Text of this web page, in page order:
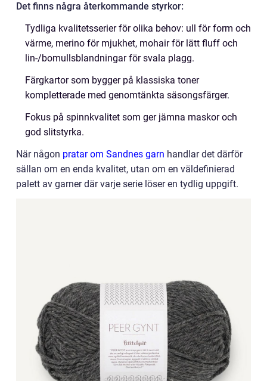
Det finns några återkommande styrkor:
Tydliga kvalitetsserier för olika behov: ull för form och
värme, merino för mjukhet, mohair för lätt fluff och
lin-/bomullsblandningar för svala plagg.
Färgkartor som bygger på klassiska toner
kompletterade med genomtänkta säsongsfärger.
Fokus på spinnkvalitet som ger jämna maskor och
god slitstyrka.
När någon pratar om Sandnes garn handlar det därför
sällan om en enda kvalitet, utan om en väldefinierad
palett av garner där varje serie löser en tydlig uppgift.